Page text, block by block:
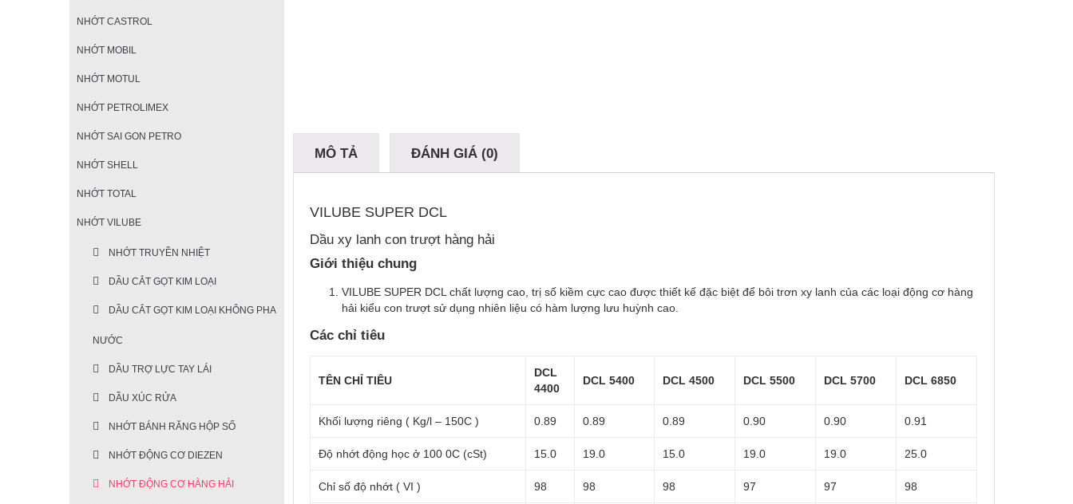
MÔ TẢ ĐÁNH GIÁ (0)
VILUBE SUPER DCL
Dầu xy lanh con trượt hàng hải
Giới thiệu chung
VILUBE SUPER DCL chất lượng cao, trị số kiềm cực cao được thiết kế đặc biệt để bôi trơn xy lanh của các loại động cơ hàng
hải kiểu con trượt sử dụng nhiên liệu có hàm lượng lưu huỳnh cao.
Các chỉ tiêu
TÊN CHỈ TIÊU
DCL
4400
DCL 5400 DCL 4500 DCL 5500 DCL 5700 DCL 6850
Khối lượng riêng ( Kg/l – 150C ) 0.89 0.89 0.89 0.90 0.90 0.91
Độ nhớt động học ở 100 0C (cSt) 15.0 19.0 15.0 19.0 19.0 25.0
Chỉ số độ nhớt ( VI ) 98 98 98 97 97 98
NHỚT CASTROL
NHỚT MOBIL
NHỚT MOTUL
NHỚT PETROLIMEX
NHỚT SAI GON PETRO
NHỚT SHELL
NHỚT TOTAL
NHỚT VILUBE
NHỚT TRUYỀN NHIỆT
DẦU CẮT GỌT KIM LOẠI
DẦU CẮT GỌT KIM LOẠI KHÔNG PHA
NƯỚC
DẦU TRỢ LỰC TAY LÁI
DẦU XÚC RỬA
NHỚT BÁNH RĂNG HỘP SỐ
NHỚT ĐỘNG CƠ DIEZEN
NHỚT ĐỘNG CƠ HÀNG HẢI